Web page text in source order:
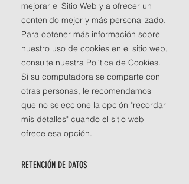
mejorar el Sitio Web y a ofrecer un
contenido mejor y más personalizado.
Para obtener más información sobre
nuestro uso de cookies en el sitio web,
consulte nuestra Política de Cookies.
Si su computadora se comparte con
otras personas, le recomendamos
que no seleccione la opción "recordar
mis detalles" cuando el sitio web
ofrece esa opción.
RETENCIÓN DE DATOS